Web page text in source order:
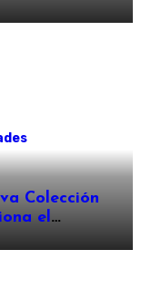
Colección
el